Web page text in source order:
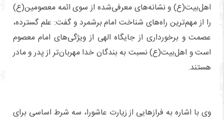
اهل‌بیت(ع) و نشانه‌های معرفی‌شده از سوی ائمه معصومین(ع)
را از مهم‌ترین راه‌های شناخت امام برشمرد و گفت: علم گسترده،
عصمت و برخورداری از جایگاه الهی از ویژگی‌های امام معصوم
است و اهل‌بیت(ع) نسبت به بندگان خدا مهربان‌تر از پدر و مادر
هستند.
وی با اشاره به فرازهایی از زیارت عاشورا، سه شرط اساسی برای